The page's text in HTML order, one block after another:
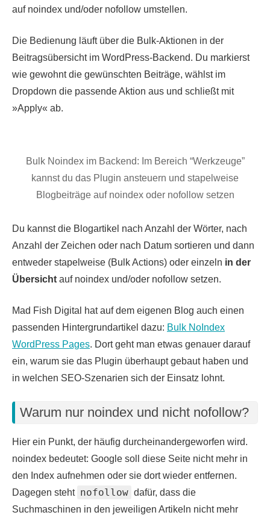
auf noindex und/oder nofollow umstellen.
Die Bedienung läuft über die Bulk-Aktionen in der
Beitragsübersicht im WordPress-Backend. Du markierst
wie gewohnt die gewünschten Beiträge, wählst im
Dropdown die passende Aktion aus und schließt mit
»Apply« ab.
Bulk Noindex im Backend: Im Bereich “Werkzeuge”
kannst du das Plugin ansteuern und stapelweise
Blogbeiträge auf noindex oder nofollow setzen
Du kannst die Blogartikel nach Anzahl der Wörter, nach
Anzahl der Zeichen oder nach Datum sortieren und dann
entweder stapelweise (Bulk Actions) oder einzeln in der
Übersicht auf noindex und/oder nofollow setzen.
Mad Fish Digital hat auf dem eigenen Blog auch einen
passenden Hintergrundartikel dazu: Bulk NoIndex
WordPress Pages. Dort geht man etwas genauer darauf
ein, warum sie das Plugin überhaupt gebaut haben und
in welchen SEO-Szenarien sich der Einsatz lohnt.
Warum nur noindex und nicht nofollow?
Hier ein Punkt, der häufig durcheinandergeworfen wird.
noindex bedeutet: Google soll diese Seite nicht mehr in
den Index aufnehmen oder sie dort wieder entfernen.
Dagegen steht nofollow⁣ dafür, dass die
Suchmaschinen in den jeweiligen Artikeln nicht mehr